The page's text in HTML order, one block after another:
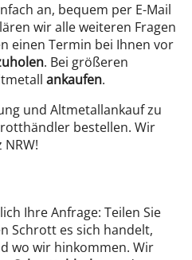
an, bequem per E-Mail
wir alle weiteren Fragen
einen Termin bei Ihnen vor
. Bei größeren
ankaufen.
und Altmetallankauf zu
bestellen. Wir
Ihre Anfrage: Teilen Sie
Schrott es sich handelt,
wo wir hinkommen. Wir